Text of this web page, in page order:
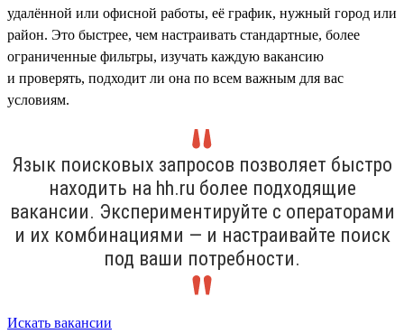
удалённой или офисной работы, её график, нужный город или
район. Это быстрее, чем настраивать стандартные, более
ограниченные фильтры, изучать каждую вакансию
и проверять, подходит ли она по всем важным для вас
условиям.
Язык поисковых запросов позволяет быстро
находить на hh.ru более подходящие
вакансии. Экспериментируйте с операторами
и их комбинациями — и настраивайте поиск
под ваши потребности.
Искать вакансии